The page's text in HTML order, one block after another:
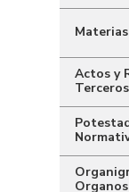
Actos y
Terceros